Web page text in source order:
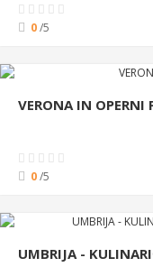
0/5
VERONA IN OPERNI
0/5
UMBRIJA -